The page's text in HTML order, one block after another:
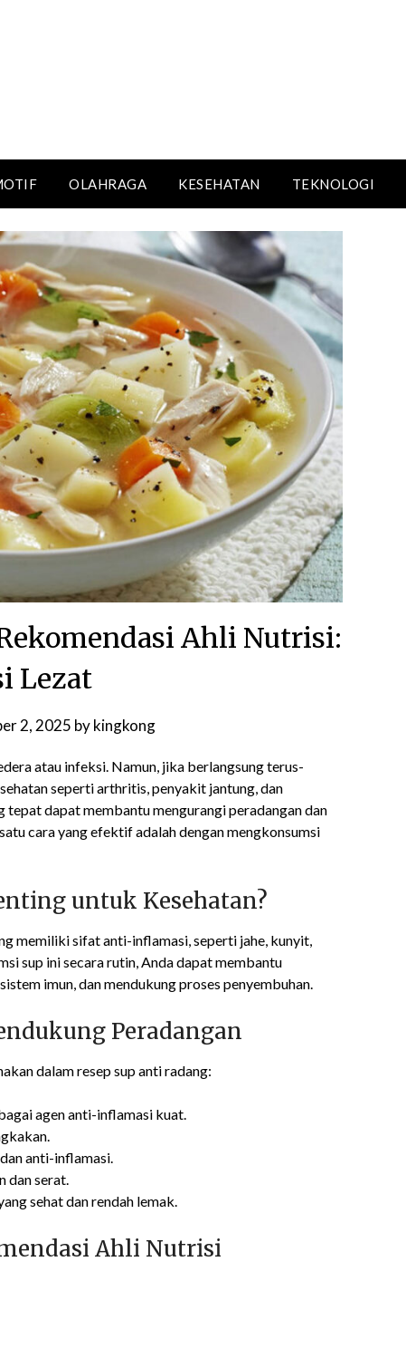
OLAHRAGA KESEHATAN TEKNOLOGI
Ahli Nutrisi:
Lezat
2, 2025 bykingkong
atau infeksi. Namun, jika berlangsung terus-
seperti arthritis, penyakit jantung, dan
tepat dapat membantu mengurangi peradangan dan
cara yang efektif adalah dengan mengkonsumsi
untuk Kesehatan?
memiliki sifat anti-inflamasi, seperti jahe, kunyit,
sup ini secara rutin, Anda dapat membantu
imun, dan mendukung proses penyembuhan.
Peradangan
dalam resep sup anti radang:
agen anti-inflamasi kuat.
anti-inflamasi.
dan serat.
sehat dan rendah lemak.
Ahli Nutrisi